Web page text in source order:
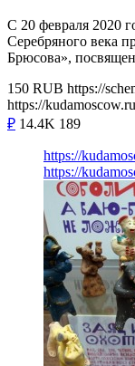
С 20 февраля 2020
Серебряного века
Брюсова»,
150 RUB https://
https://
₽ 14.4K 189
https://
https://